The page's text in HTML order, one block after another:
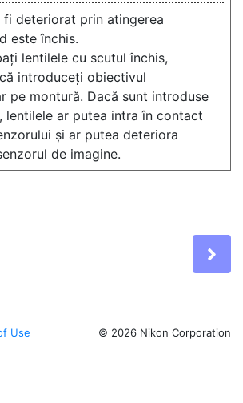
fi deteriorat prin atingerea
este închis.
lentilele cu scutul închis,
introduceți obiectivul
pe montură. Dacă sunt introduse
lentilele ar putea intra în contact
și ar putea deteriora
de imagine.
Use © 2026 Nikon Corporation